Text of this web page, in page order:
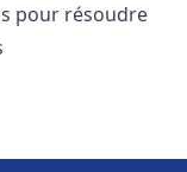
pour résoudre